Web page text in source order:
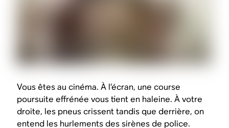
Vous êtes au cinéma. À l’écran, une course
poursuite effrénée vous tient en haleine. À votre
droite, les pneus crissent tandis que derrière, on
entend les hurlements des sirènes de police.